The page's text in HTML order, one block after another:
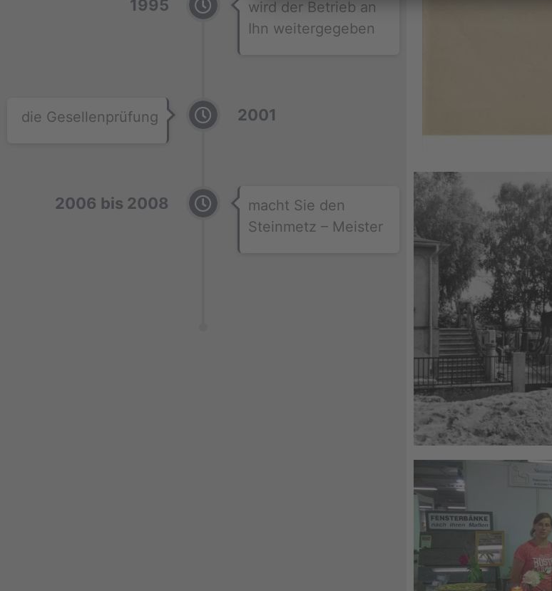
1995
wird der Betrieb an
Ihn weitergegeben
2001
die Gesellenprüfung
2006 bis 2008
macht Sie den
Steinmetz – Meister